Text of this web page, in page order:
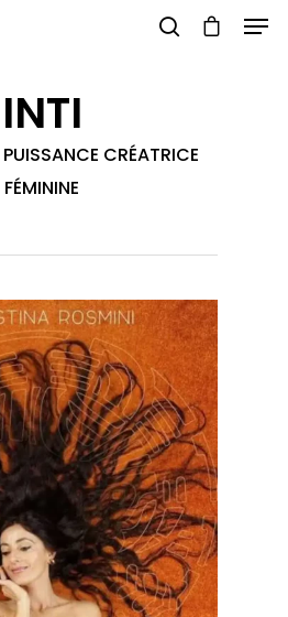
INTI
CRÉATRICE
FÉMININE